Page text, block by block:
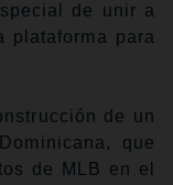
de unir a
plataforma para
de un
que
de MLB en el